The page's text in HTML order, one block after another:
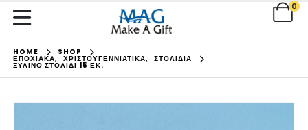
0
HOME SHOP
ΕΠΟΧΙΑΚΑ, ΧΡΙΣΤΟΥΓΕΝΝΙΑΤΙΚΑ, ΣΤΟΛΙΔΙΑ
ΞΎΛΙΝΟ ΣΤΟΛΊΔΙ 15 ΕΚ.